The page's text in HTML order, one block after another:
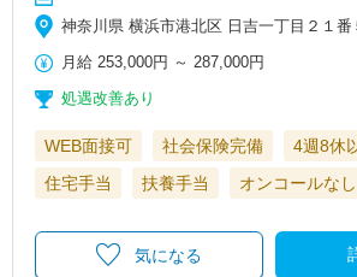
神奈川県 横浜市港北区 日吉一丁目２１番
月給 253,000円 ～287,000円
処遇改善あり
WEB面接可 社会保険完備 4週8休
住宅手当
扶養手当 オンコールなし
気になる